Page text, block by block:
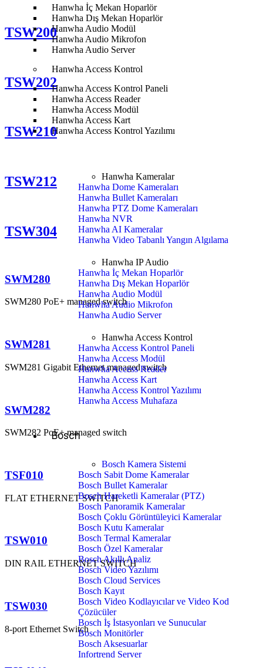
Hanwha İç Mekan Hoparlör
Hanwha Dış Mekan Hoparlör
Hanwha Audio Modül
Hanwha Audio Mikrofon
Hanwha Audio Server
Hanwha Access Kontrol
Hanwha Access Kontrol Paneli
Hanwha Access Reader
Hanwha Access Modül
Hanwha Access Kart
Hanwha Access Kontrol Yazılımı
Hanwha Kameralar
Hanwha Dome Kameraları
Hanwha Bullet Kameraları
Hanwha PTZ Dome Kameraları
Hanwha NVR
Hanwha AI Kameralar
Hanwha Video Tabanlı Yangın Algılama
Hanwha IP Audio
Hanwha İç Mekan Hoparlör
Hanwha Dış Mekan Hoparlör
Hanwha Audio Modül
Hanwha Audio Mikrofon
Hanwha Audio Server
Hanwha Access Kontrol
Hanwha Access Kontrol Paneli
Hanwha Access Modül
Hanwha Access Reader
Hanwha Access Kart
Hanwha Access Kontrol Yazılımı
Hanwha Access Muhafaza
Bosch
Bosch Kamera Sistemi
Bosch Sabit Dome Kameralar
Bosch Bullet Kameralar
Bosch Hareketli Kameralar (PTZ)
Bosch Panoramik Kameralar
Bosch Çoklu Görüntüleyici Kameralar
Bosch Kutu Kameralar
Bosch Termal Kameralar
Bosch Özel Kameralar
Bosch Akıllı Analiz
Bosch Video Yazılımı
Bosch Cloud Services
Bosch Kayıt
Bosch Video Kodlayıcılar ve Video Kod
Çözücüler
Bosch İş İstasyonları ve Sunucular
Bosch Monitörler
Bosch Aksesuarlar
Infortrend Server
TSW200
TSW202
TSW210
TSW212
TSW304
SWM280
SWM280 PoE+ managed switch
SWM281
SWM281 Gigabit Ethernet managed switch
SWM282
SWM282 PoE+ managed switch
TSF010
FLAT ETHERNET SWITCH
TSW010
DIN RAIL ETHERNET SWITCH
TSW030
8-port Ethernet Switch